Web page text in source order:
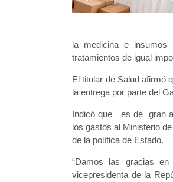
la medicina e
tratamientos de igual
El titular de Salud afirmó
la entrega por parte del
Indicó que es de gran
los gastos al Ministerio
de la política de Estado.
“Damos las gracias
vicepresidenta de la